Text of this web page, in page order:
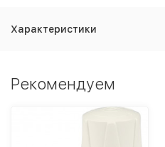
Характеристики
Рекомендуем